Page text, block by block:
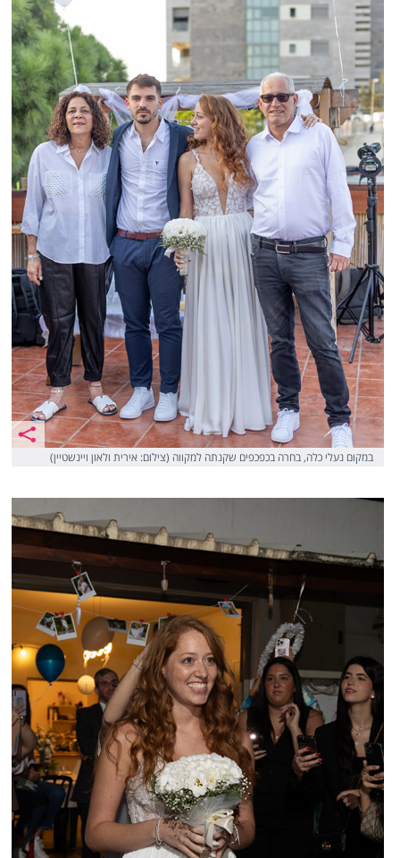
במקום נעלי כלה, בחרה בכפכפים שקנתה למקווה (צילום: אירית ולאון ויינשטיין)